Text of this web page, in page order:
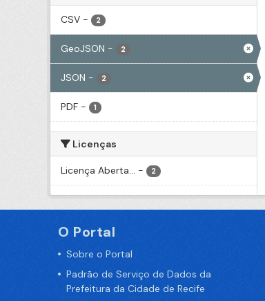
CSV - 2
GeoJSON - 2
JSON - 2
PDF - 1
Licenças
Licença Aberta... - 2
O Portal
Sobre o Portal
Padrão de Serviço de Dados da
Prefeitura da Cidade de Recife